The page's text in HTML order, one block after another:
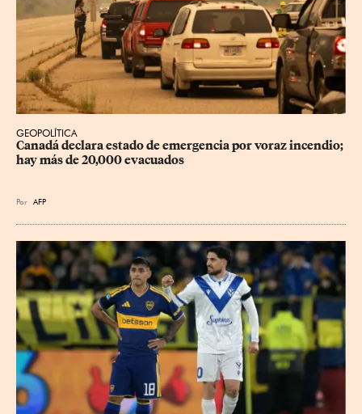
GEOPOLÍTICA
Canadá declara estado de emergencia por voraz incendio;
hay más de 20,000 evacuados
Por AFP